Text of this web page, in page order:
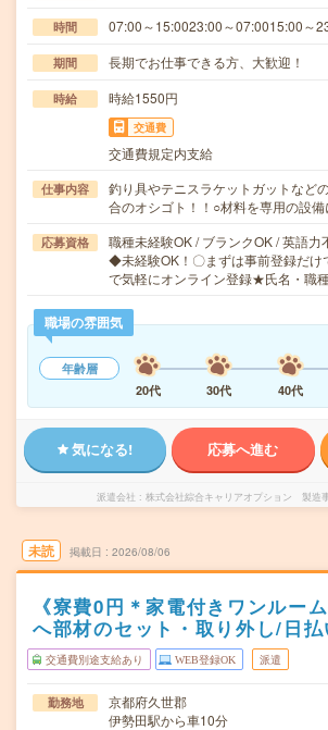
時間 07:00～15:0023:00～07:0015:00～
期間 長期でお仕事できる方、大歓迎！
時給 時給1550円
交通費
交通費規定内支給
仕事内容
釣り具やテニスラケットガットなど
合のオシゴト！！○材料を専用の設
応募資格
職種未経験OK / ブランクOK / 英語力
◆未経験OK！〇まずは事前登録だけ
で気軽にオンライン登録★氏名・職
職場の雰囲気
年齢層
20代
30代 40代
気になる! 応募へ進む
派遣会社 株式会社綜合キャリアオプション 製造事
未読 掲載日 2026/08/06
《寮費0円＊家電付きワンルー
へ部材のセット・取り外し/日
交通費別途支給あり WEB登録OK 派遣
勤務地
京都府久世郡
伊勢田駅から車10分